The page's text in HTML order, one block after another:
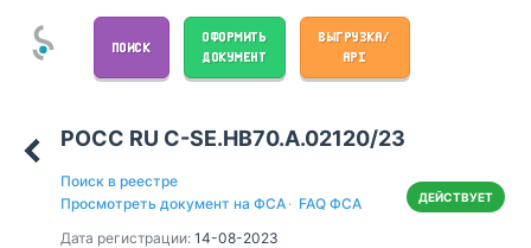
ПОИСК
ОФОРМИТЬ
ДОКУМЕНТ
ВЫГРУЗКА/
API
РОСС RU С-SE.НВ70.А.02120/23
Поиск в реестре
Просмотреть документ на ФСА · FAQ ФСА
Дата регистрации: 14-08-2023
ДЕЙСТВУЕТ